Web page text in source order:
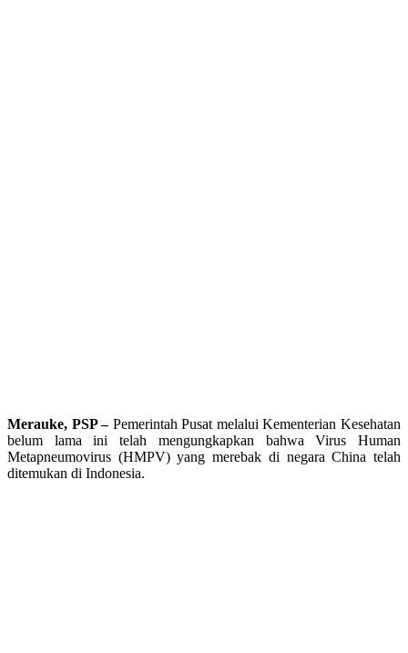
Merauke, PSP – Pemerintah Pusat melalui Kementerian Kesehatan
belum lama ini telah mengungkapkan bahwa Virus Human
Metapneumovirus (HMPV) yang merebak di negara China telah
ditemukan di Indonesia.